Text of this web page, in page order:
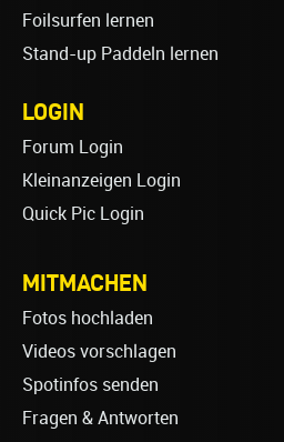
Foilsurfen lernen
Stand-up Paddeln lernen
LOGIN
Forum Login
Kleinanzeigen Login
Quick Pic Login
MITMACHEN
Fotos hochladen
Videos vorschlagen
Spotinfos senden
Fragen & Antworten